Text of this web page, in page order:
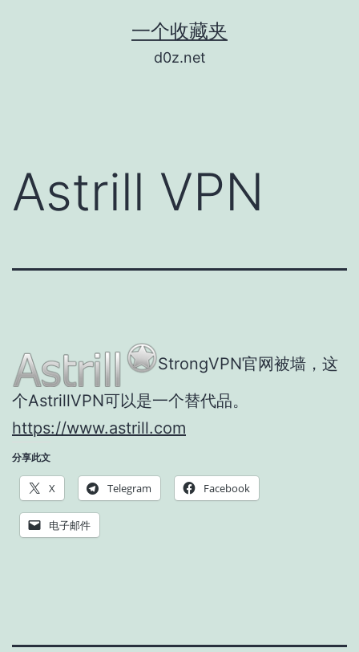
一个收藏夹
d0z.net
Astrill VPN
StrongVPN官网被墙，这
个AstrillVPN可以是一个替代品。
https://www.astrill.com
分享此文
X Telegram Facebook
电子邮件